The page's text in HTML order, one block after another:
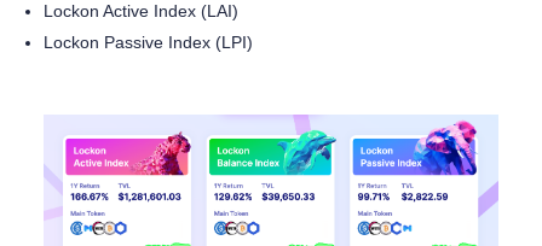
Lockon Active Index (LAI)
Lockon Passive Index (LPI)